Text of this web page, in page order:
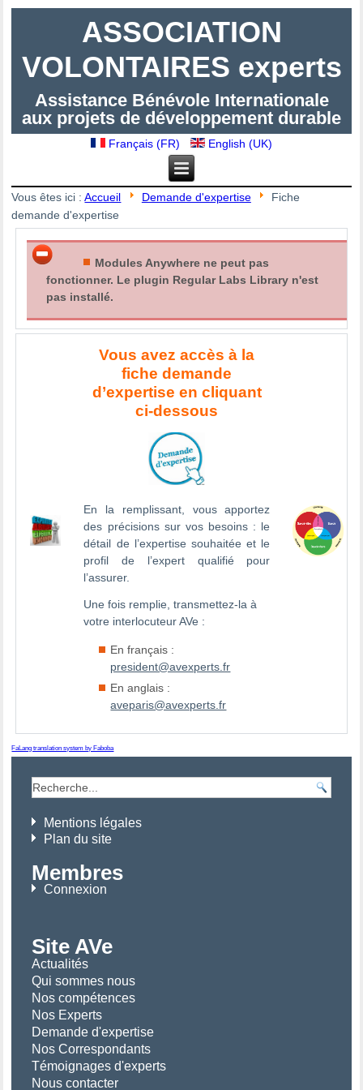
ASSOCIATION
VOLONTAIRES experts
Assistance Bénévole Internationale
aux projets de développement durable
Français (FR) English (UK)
Vous êtes ici :Accueil Demande d'expertise
Fiche
demande d'expertise
Modules Anywhere ne peut pas
fonctionner. Le plugin Regular Labs Library n'est
pas installé.
Vous avez accès à la
fiche demande
d’expertise en cliquant
ci-dessous
En la remplissant, vous apportez
des précisions sur vos besoins : le
détail de l’expertise souhaitée et le
profil de l’expert qualifié pour
l’assurer.
Une fois remplie, transmettez-la à
votre interlocuteur AVe :
En français :
president@avexperts.fr
En anglais :
aveparis@avexperts.fr
FaLang translation system by Faboba
Mentions légales
Plan du site
Membres
Connexion
Site AVe
Actualités
Qui sommes nous
Nos compétences
Nos Experts
Demande d'expertise
Nos Correspondants
Témoignages d'experts
Nous contacter